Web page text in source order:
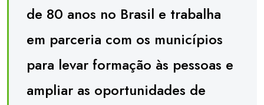
de 80 anos no Brasil e trabalha
em parceria com os municípios
para levar formação às pessoas e
ampliar as oportunidades de